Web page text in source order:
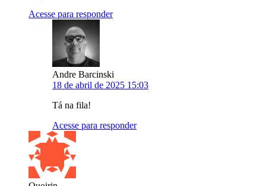
Acesse para responder
Andre Barcinski
18 de abril de 2025 15:03
Tá na fila!
Acesse para responder